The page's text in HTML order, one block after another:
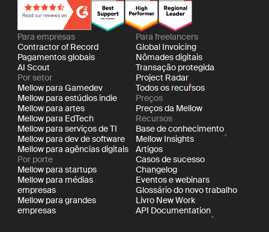
Para empresas
Contractor of Record
Pagamentos globais
AI Scout
Por setor
Mellow para Gamedev
Mellow para estúdios indie
Mellow para artes
Mellow para EdTech
Mellow para serviços de TI
Mellow para dev de software
Mellow para agências digitais
Por porte
Mellow para startups
Mellow para médias
empresas
Mellow para grandes
empresas
Para freelancers
Global Invoicing
Nômades digitais
Transação protegida
Project Radar
Todos os recursos
Preços
Preços da Mellow
Recursos
Base de conhecimento
Mellow Insights
Artigos
Casos de sucesso
Changelog
Eventos e webinars
Glossário do novo trabalho
Livro New Work
API Documentation